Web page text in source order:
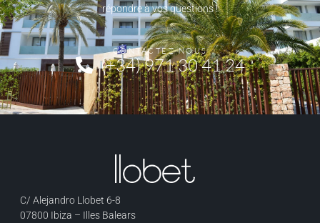
répondre à vos questions !
CONTACTEZ NOUS
(+34) 971 30 41 24
C/ Alejandro Llobet 6-8
07800 Ibiza – Illes Balears